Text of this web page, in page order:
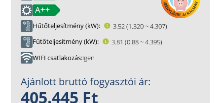
Hűtőteljesítmény (kW)
3.52 (1.320 ~ 4.307)
Fűtőteljesítmény (kW)
3.81 (0.88 ~ 4.395)
WIFI csatlakozás Igen
Ajánlott bruttó fogyasztói ár:
405.445 Ft